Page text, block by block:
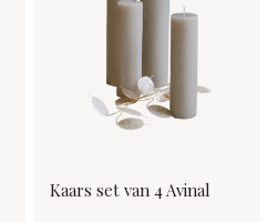
Kaars set van 4 Avinal